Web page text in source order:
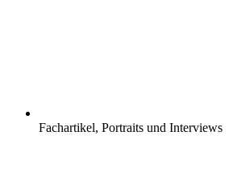
Fachartikel, Portraits und Interviews